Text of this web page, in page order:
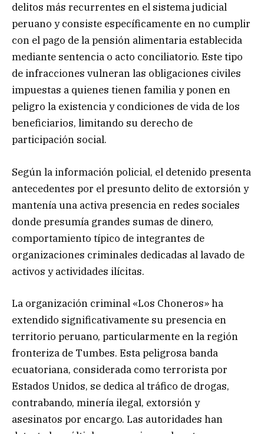
delitos más recurrentes en el sistema judicial
peruano y consiste específicamente en no cumplir
con el pago de la pensión alimentaria establecida
mediante sentencia o acto conciliatorio. Este tipo
de infracciones vulneran las obligaciones civiles
impuestas a quienes tienen familia y ponen en
peligro la existencia y condiciones de vida de los
beneficiarios, limitando su derecho de
participación social.
Según la información policial, el detenido presenta
antecedentes por el presunto delito de extorsión y
mantenía una activa presencia en redes sociales
donde presumía grandes sumas de dinero,
comportamiento típico de integrantes de
organizaciones criminales dedicadas al lavado de
activos y actividades ilícitas.
La organización criminal «Los Choneros» ha
extendido significativamente su presencia en
territorio peruano, particularmente en la región
fronteriza de Tumbes. Esta peligrosa banda
ecuatoriana, considerada como terrorista por
Estados Unidos, se dedica al tráfico de drogas,
contrabando, minería ilegal, extorsión y
asesinatos por encargo. Las autoridades han